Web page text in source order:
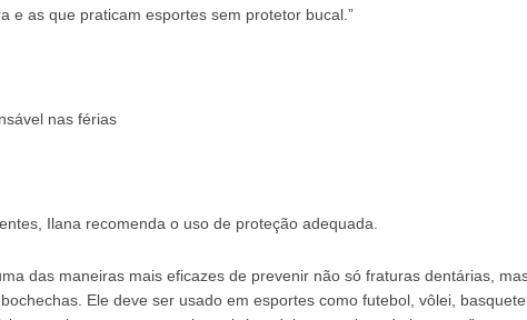
e as que praticam esportes sem protetor bucal.”
nas férias
Ilana recomenda o uso de proteção adequada.
das maneiras mais eficazes de prevenir não só fraturas dentárias,
Ele deve ser usado em esportes como futebol, vôlei, basquete,